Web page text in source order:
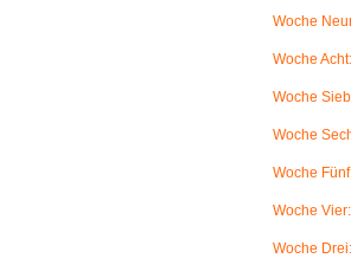
Woche
Woche
Woche
Woche
Woche
Woche
Woche